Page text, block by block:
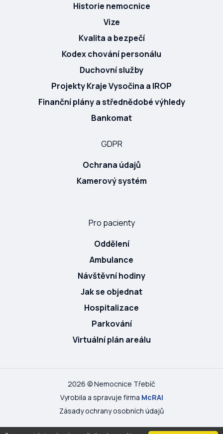
Historie nemocnice
Vize
Kvalita a bezpečí
Kodex chování personálu
Duchovní služby
Projekty Kraje Vysočina a IROP
Finanční plány a střednědobé výhledy
Bankomat
GDPR
Ochrana údajů
Kamerový systém
Pro pacienty
Oddělení
Ambulance
Návštěvní hodiny
Jak se objednat
Hospitalizace
Parkování
Virtuální plán areálu
2026 © Nemocnice Třebíč
Vyrobila a spravuje firma McRAI
Zásady ochrany osobních údajů